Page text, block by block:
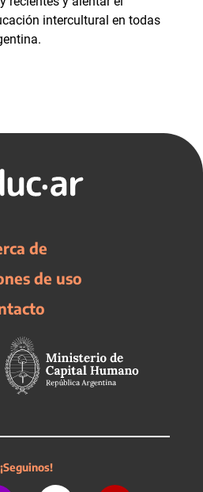
intercultural en todas
de
de uso
¡Seguinos!